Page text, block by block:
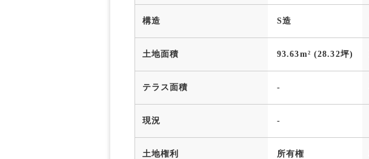
構造 S造
土地面積 93.63m² (28.32坪)
テラス面積 -
現況 -
土地権利 所有権